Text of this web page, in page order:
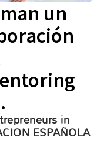
un
in
ESPAÑOLA